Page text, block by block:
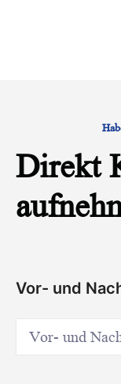
Direkt
Vor- und